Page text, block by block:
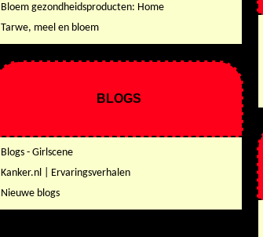
Bloem gezondheidsproducten: Home
Tarwe, meel en bloem
BLOGS
Blogs - Girlscene
Kanker.nl | Ervaringsverhalen
Nieuwe blogs